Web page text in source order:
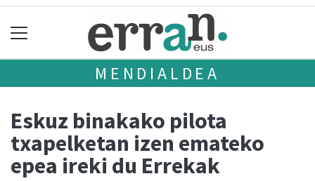
MENDIALDEA
Eskuz binakako pilota
txapelketan izen emateko
epea ireki du Errekak